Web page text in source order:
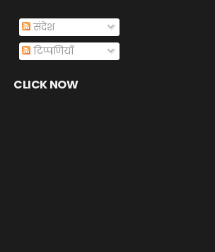
संदेश
टिप्पणियाँ
CLICK NOW